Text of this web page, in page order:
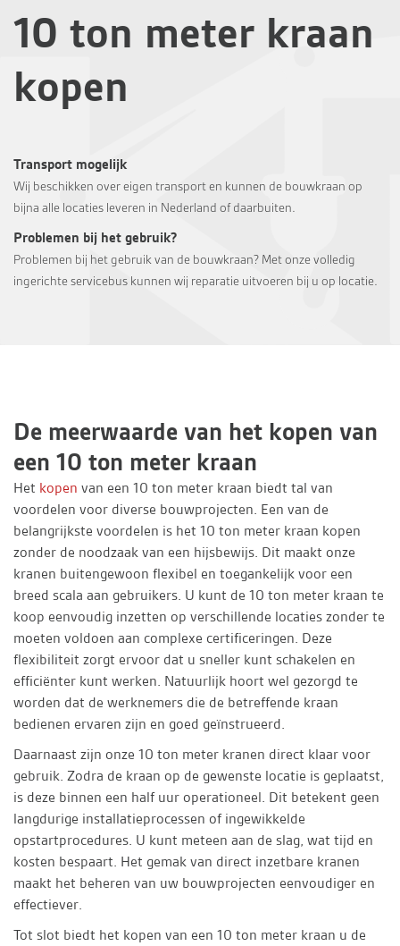
10 ton meter kraan
kopen
Transport mogelijk
Wij beschikken over eigen transport en kunnen de bouwkraan op
bijna alle locaties leveren in Nederland of daarbuiten.
Problemen bij het gebruik?
Problemen bij het gebruik van de bouwkraan? Met onze volledig
ingerichte servicebus kunnen wij reparatie uitvoeren bij u op locatie.
De meerwaarde van het kopen van
een 10 ton meter kraan
Het kopen van een 10 ton meter kraan biedt tal van
voordelen voor diverse bouwprojecten. Een van de
belangrijkste voordelen is het 10 ton meter kraan kopen
zonder de noodzaak van een hijsbewijs. Dit maakt onze
kranen buitengewoon flexibel en toegankelijk voor een
breed scala aan gebruikers. U kunt de 10 ton meter kraan te
koop eenvoudig inzetten op verschillende locaties zonder te
moeten voldoen aan complexe certificeringen. Deze
flexibiliteit zorgt ervoor dat u sneller kunt schakelen en
efficiënter kunt werken. Natuurlijk hoort wel gezorgd te
worden dat de werknemers die de betreffende kraan
bedienen ervaren zijn en goed geïnstrueerd.
Daarnaast zijn onze 10 ton meter kranen direct klaar voor
gebruik. Zodra de kraan op de gewenste locatie is geplaatst,
is deze binnen een half uur operationeel. Dit betekent geen
langdurige installatieprocessen of ingewikkelde
opstartprocedures. U kunt meteen aan de slag, wat tijd en
kosten bespaart. Het gemak van direct inzetbare kranen
maakt het beheren van uw bouwprojecten eenvoudiger en
effectiever.
Tot slot biedt het kopen van een 10 ton meter kraan u de